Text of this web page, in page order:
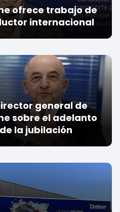
ofrece trabajo de
internacional
general de
sobre el adelanto
de la jubilación